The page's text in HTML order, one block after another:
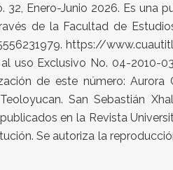
32, Enero-Junio 2026. Es
de la Facultad de
https://
uso Exclusivo No. 04-
de este número: Aurora
San Sebastián
en la Revista
Se autoriza la